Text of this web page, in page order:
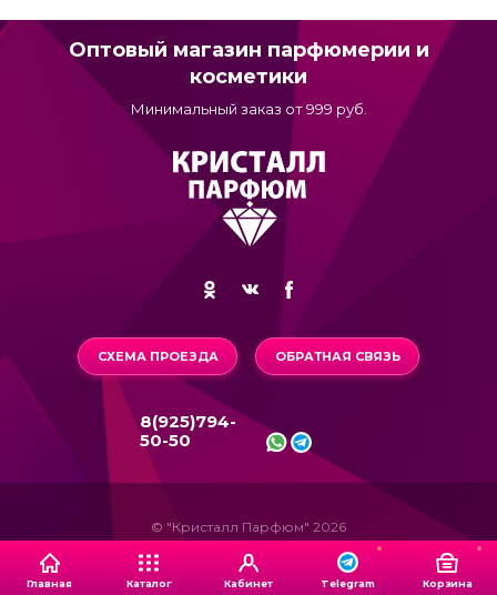
Оптовый магазин парфюмерии и
косметики
Минимальный заказ от 999 руб.
СХЕМА ПРОЕЗДА ОБРАТНАЯ СВЯЗЬ
8(925)794-
50-50
© "Кристалл Парфюм" 2026
Главная Каталог Кабинет Telegram Корзина